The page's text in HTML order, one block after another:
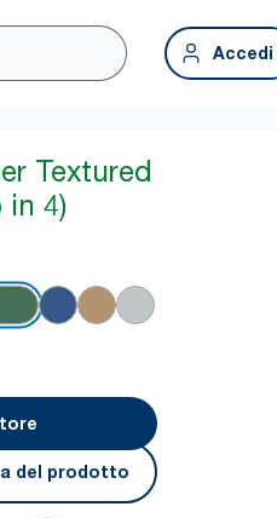
Accedi
Textured
in 4)
del prodotto